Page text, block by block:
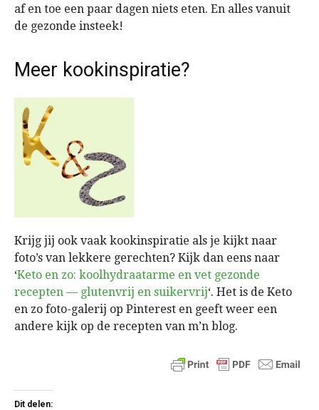
af en toe een paar dagen niets eten. En alles vanuit
de gezonde insteek!
Meer kookinspiratie?
Krijg jij ook vaak kookinspiratie als je kijkt naar
foto’s van lekkere gerechten? Kijk dan eens naar
‘Keto en zo: koolhydraatarme en vet gezonde
recepten — glutenvrij en suikervrij‘. Het is de Keto
en zo foto-galerij op Pinterest en geeft weer een
andere kijk op de recepten van m’n blog.
Dit delen: